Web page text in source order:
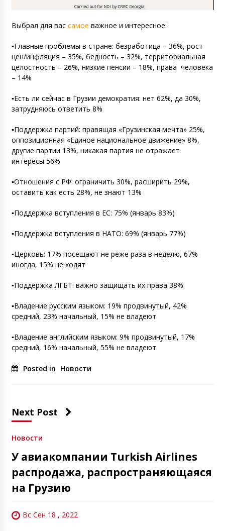
Выбрал для вас самое важное и интересное:
▪️Главные проблемы в стране: безработица – 36%, рост
цен/инфляция – 35%, бедность – 32%, территориальная
целостность – 26%, низкие пенсии – 18%, права человека
– 14%
▪️Есть ли сейчас в Грузии демократия: нет 62%, да 30%,
затрудняюсь ответить 8%
▪️Поддержка партий: правящая «Грузинская мечта» 25%,
оппозиционная «Единое национальное движение» 8%,
другие партии 13%, никакая партия не отражает
интересы 56%
▪️Отношения с РФ: ограничить 30%, расширить 29%,
оставить как есть 28%, не знают 13%
▪️Поддержка вступления в ЕС: 75% (январь 83%)
▪️Поддержка вступления в НАТО: 69% (январь 77%)
▪️Церковь: 17% посещают не реже раза в неделю, 67%
иногда, 15% не ходят
▪️Поддержка ЛГБТ: важно защищать их права 38%
▪️Владение русским языком: 19% продвинутый, 42%
средний, 23% начальный, 15% не владеют
▪️Владение английским языком: 9% продвинутый, 17%
средний, 16% начальный, 55% не владеют
Posted in Новости
Next Post
Новости
У авиакомпании Turkish Airlines
распродажа, распространяющаяся
на Грузию
Вс Сен 18 , 2022